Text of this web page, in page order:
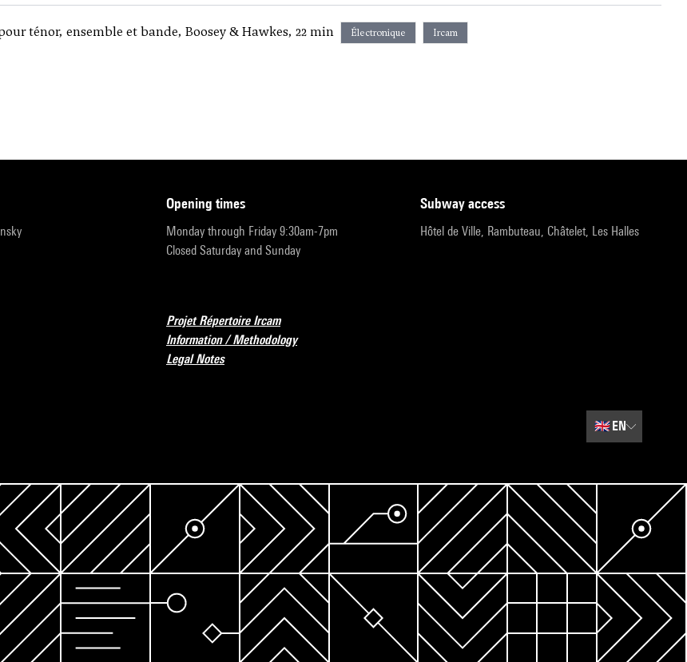
ténor, ensemble et bande, Boosey & Hawkes, 22 min Électronique Ircam
opening times
Monday through Friday 9:30am-7pm
Closed Saturday and Sunday
subway access
Hôtel de Ville, Rambuteau, Châtelet, Les Halles
Projet Répertoire Ircam
Information / Methodology
Legal Notes
🇬🇧EN